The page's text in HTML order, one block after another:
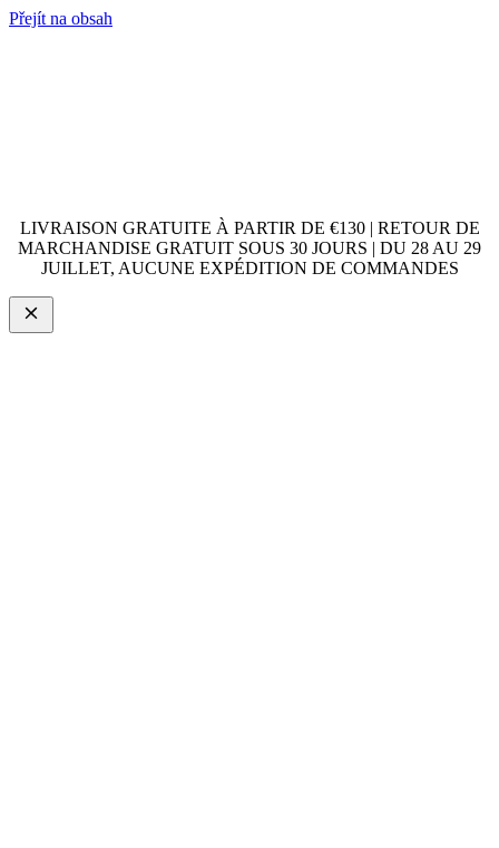
Přejít na obsah
LIVRAISON GRATUITE À PARTIR DE €130 | RETOUR DE
MARCHANDISE GRATUIT SOUS 30 JOURS | DU 28 AU 29
JUILLET, AUCUNE EXPÉDITION DE COMMANDES